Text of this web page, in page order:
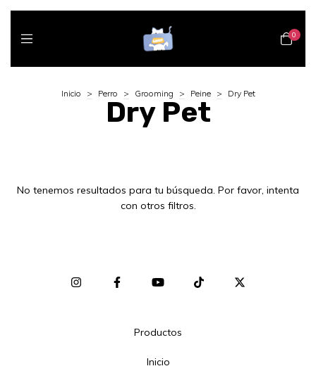
0
Inicio > Perro > Grooming > Peine > Dry Pet
Dry Pet
No tenemos resultados para tu búsqueda. Por favor, intenta
con otros filtros.
Productos
Inicio